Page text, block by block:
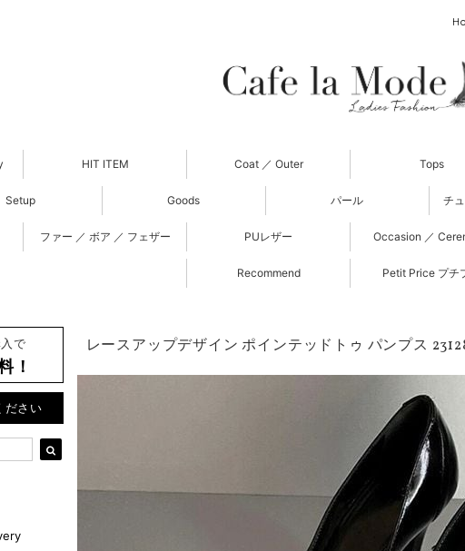
HIT ITEM Coat ／ Outer Tops
Setup Goods パール チ
ファー ／ ボア ／ フェザー PUレザー Occasion ／
Recommend Petit Price プチ
で
！
ださい
レースアップデザイン ポインテッドトゥ パンプス